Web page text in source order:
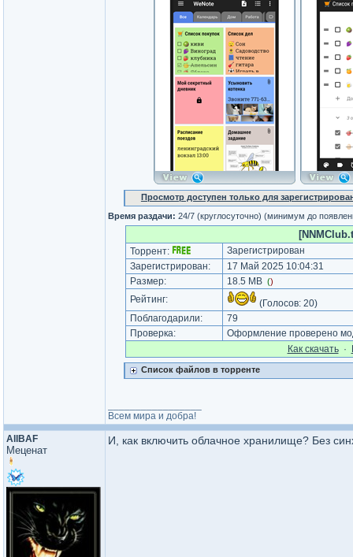
Просмотр доступен только для
Время раздачи: 24/7 (круглосуточно) (минимум до
Торрент:
Зарегистрирован
Зарегистрирован:
17 Май 2025 10:04:31
Размер:
18.5 MB ()
Рейтинг: (Голосов: 20)
Поблагодарили:
79
Проверка:
Оформление проверено
Как cкачать·
Список файлов в торренте
Всем мира и добра!
AllBAF
Меценат
И, как включить облачное хранилище? Без